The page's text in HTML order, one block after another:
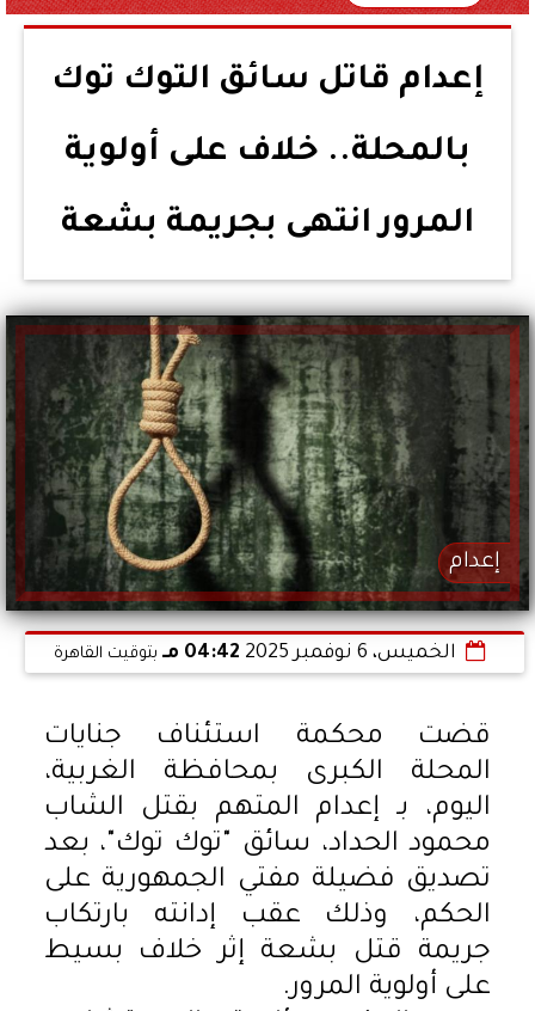
إعدام قاتل سائق التوك توك
بالمحلة.. خلاف على أولوية
المرور انتهى بجريمة بشعة
إعدام
الخميس، 6 نوفمبر 2025 04:42 مـ بتوقيت القاهرة
قضت محكمة استئناف جنايات
المحلة الكبرى بمحافظة الغربية،
اليوم، بـ إعدام المتهم بقتل الشاب
محمود الحداد، سائق "توك توك"، بعد
تصديق فضيلة مفتي الجمهورية على
الحكم، وذلك عقب إدانته بارتكاب
جريمة قتل بشعة إثر خلاف بسيط
على أولوية المرور.